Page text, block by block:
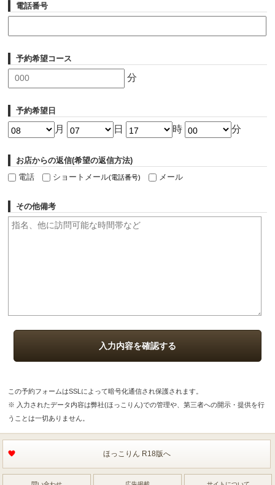
電話番号
予約希望コース
分
予約希望日
月 日 時 分
お店からの返信(希望の返信方法)
電話
ショートメール(電話番号) メール
その他備考
この予約フォームはSSLによって暗号化通信され保護されます。
※ 入力されたデータ内容は弊社(ほっこりん)での管理や、第三者への開示・提供を行
うことは一切ありません。
ほっこりん R18版へ